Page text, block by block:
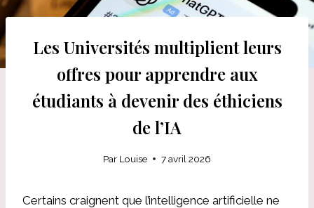
Les Universités multiplient leurs
offres pour apprendre aux
étudiants à devenir des éthiciens
de l’IA
Par Louise 7 avril 2026
Certains craignent que l’intelligence artificielle ne